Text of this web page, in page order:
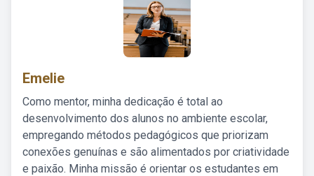
Emelie
Como mentor, minha dedicação é total ao
desenvolvimento dos alunos no ambiente escolar,
empregando métodos pedagógicos que priorizam
conexões genuínas e são alimentados por criatividade
e paixão. Minha missão é orientar os estudantes em